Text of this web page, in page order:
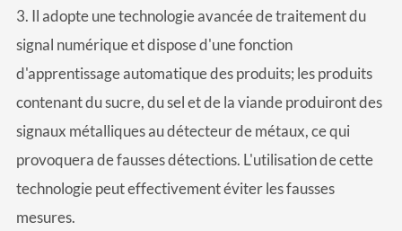
3. Il adopte une technologie avancée de traitement du
signal numérique et dispose d'une fonction
d'apprentissage automatique des produits; les produits
contenant du sucre, du sel et de la viande produiront des
signaux métalliques au détecteur de métaux, ce qui
provoquera de fausses détections. L'utilisation de cette
technologie peut effectivement éviter les fausses
mesures.